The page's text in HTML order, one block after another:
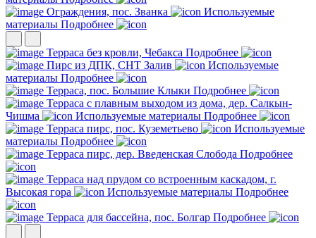
Ограждения, пос. Званка
Используемые
материалы Подробнее
Терраса без кровли, Чебакса Подробнее
Пирс из ДПК, СНТ Залив
Используемые
материалы Подробнее
Терраса, пос. Большие Клыки Подробнее
Терраса с плавным выходом из дома, дер. Салкын-
Чишма
Используемые материалы Подробнее
Терраса пирс, пос. Куземетьево
Используемые
материалы Подробнее
Терраса пирс, дер. Введенская Слобода Подробнее
Терраса над прудом со встроенным каскадом, г.
Высокая гора
Используемые материалы Подробнее
Терраса для бассейна, пос. Болгар Подробнее